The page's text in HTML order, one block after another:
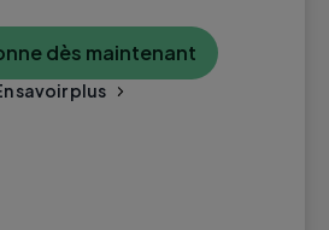
dès maintenant
savoir plus